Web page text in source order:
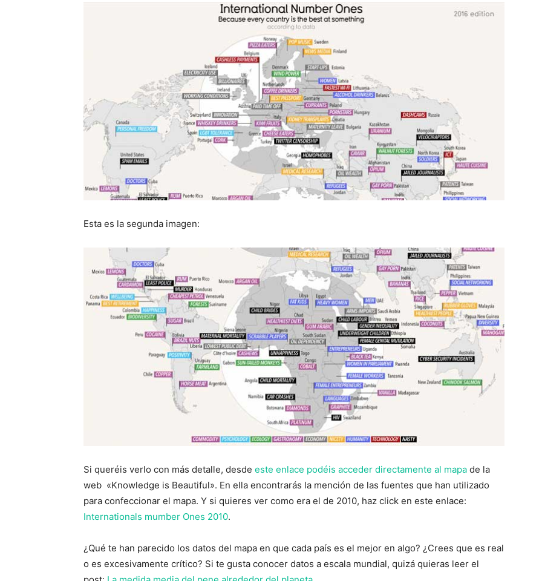
Esta es la segunda imagen:
Si queréis verlo con más detalle, desde este enlace podéis acceder directamente al mapa de la
web «Knowledge is Beautiful». En ella encontrarás la mención de las fuentes que han utilizado
para confeccionar el mapa. Y si quieres ver como era el de 2010, haz click en este enlace:
Internationals mumber Ones 2010.
¿Qué te han parecido los datos del mapa en que cada país es el mejor en algo? ¿Crees que es real
o es excesivamente crítico? Si te gusta conocer datos a escala mundial, quizá quieras leer el